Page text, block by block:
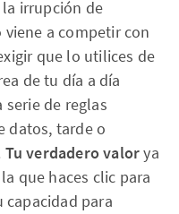
irrupción de
a competir con
que lo utilices de
de tu día a día
de reglas
datos, tarde o
Tu verdadero valorya
que haces clic para
para